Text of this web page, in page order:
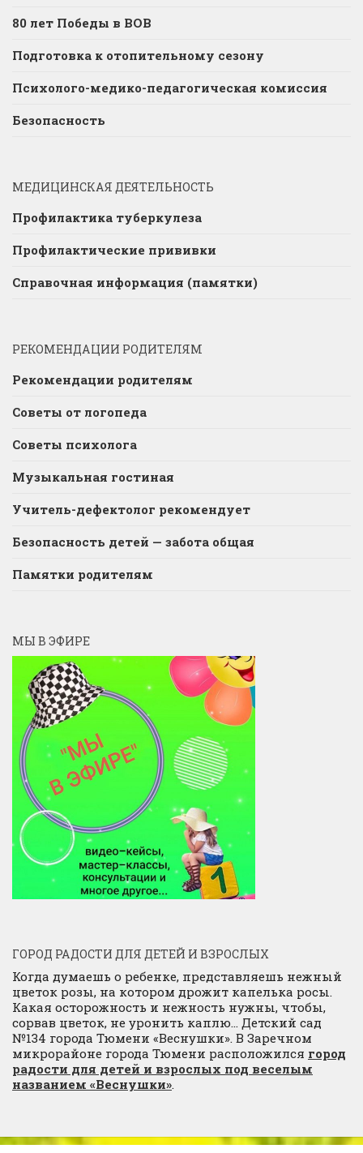
80 лет Победы в ВОВ
Подготовка к отопительному сезону
Психолого-медико-педагогическая комиссия
Безопасность
МЕДИЦИНСКАЯ ДЕЯТЕЛЬНОСТЬ
Профилактика туберкулеза
Профилактические прививки
Справочная информация (памятки)
РЕКОМЕНДАЦИИ РОДИТЕЛЯМ
Рекомендации родителям
Советы от логопеда
Советы психолога
Музыкальная гостиная
Учитель-дефектолог рекомендует
Безопасность детей — забота общая
Памятки родителям
МЫ В ЭФИРЕ
ГОРОД РАДОСТИ ДЛЯ ДЕТЕЙ И ВЗРОСЛЫХ
Когда думаешь о ребенке, представляешь нежный
цветок розы, на котором дрожит капелька росы.
Какая осторожность и нежность нужны, чтобы,
сорвав цветок, не уронить каплю… Детский сад
№134 города Тюмени «Веснушки». В Заречном
микрорайоне города Тюмени расположился город
радости для детей и взрослых под веселым
названием «Веснушки».